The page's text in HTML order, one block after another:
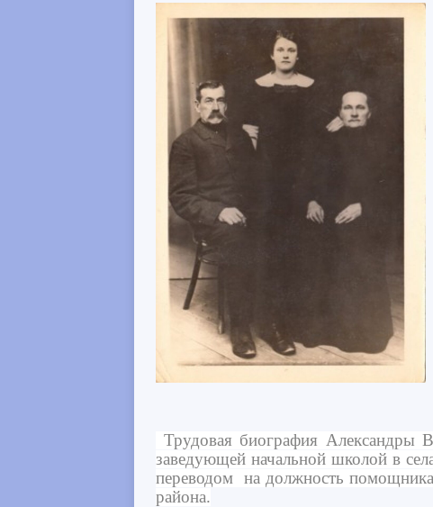
Трудовая биография Александры
заведующей начальной школой в
переводом на должность помощника
района.